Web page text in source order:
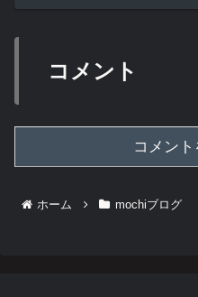
コメント
コメン
ホーム mochiブログ